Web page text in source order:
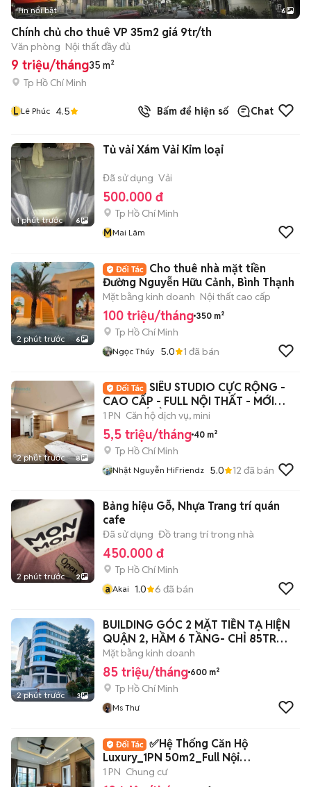
+2
Tin nổi bật 6
Chính chủ cho thuê VP 35m2 giá 9tr/th
Văn phòng Nội thất đầy đủ
9 triệu/tháng35 m²
Tp Hồ Chí Minh
L Lê Phúc 4.5 Bấm để hiện số Chat
1 phút trước 6
Tủ vải Xám Vải Kim loại
Đã sử dụng Vải
500.000 đ
Tp Hồ Chí Minh
MMai Lâm
2 phút trước 6
Cho thuê nhà mặt tiền
Đường Nguyễn Hữu Cảnh, Bình Thạnh
Mặt bằng kinh doanh Nội thất cao cấp
100 triệu/tháng 350 m²
Tp Hồ Chí Minh
Ngọc Thúy 5.0 1 đã bán
2 phút trước 8
SIÊU STUDIO CỰC RỘNG -
CAO CẤP - FULL NỘI THẤT - MỚI
100% KẾ ĐẦM SEN
1 PN Căn hộ dịch vụ, mini
5,5 triệu/tháng 40 m²
Tp Hồ Chí Minh
Nhật Nguyễn HiFriendz 5.0 12 đã bán
2 phút trước 2
Bảng hiệu Gỗ, Nhựa Trang trí quán
cafe
Đã sử dụng Đồ trang trí trong nhà
450.000 đ
Tp Hồ Chí Minh
a Akai 1.0 6 đã bán
2 phút trước 3
BUILDING GÓC 2 MẶT TIỀN TẠ HIỆN
QUẬN 2, HẦM 6 TẦNG- CHỈ 85TR
600M2
Mặt bằng kinh doanh
85 triệu/tháng 600 m²
Tp Hồ Chí Minh
Ms Thư
✅Hệ Thống Căn Hộ
Luxury_1PN 50m2_Full Nội
thất_Phạm Viết Chánh✅
1 PN Chung cư